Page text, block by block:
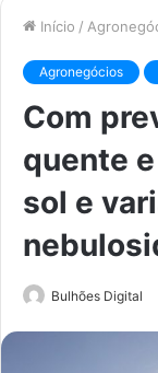
Início /
Agronegócios
Com
quente
sol e
Bulhões Digital